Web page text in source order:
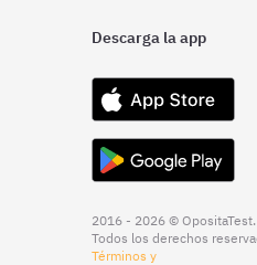
Descarga la app
2016 - 2026 © OpositaTest.
Todos los derechos
Términos y